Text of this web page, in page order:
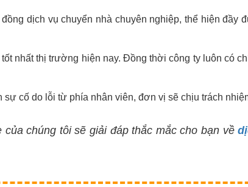
dịch vụ chuyển nhà chuyên nghiệp, thể hiện đầy
nhất thị trường hiện nay. Đồng thời công ty luôn có
cố do lỗi từ phía nhân viên, đơn vị sẽ chịu trách
chúng tôi sẽ giải đáp thắc mắc cho bạn về